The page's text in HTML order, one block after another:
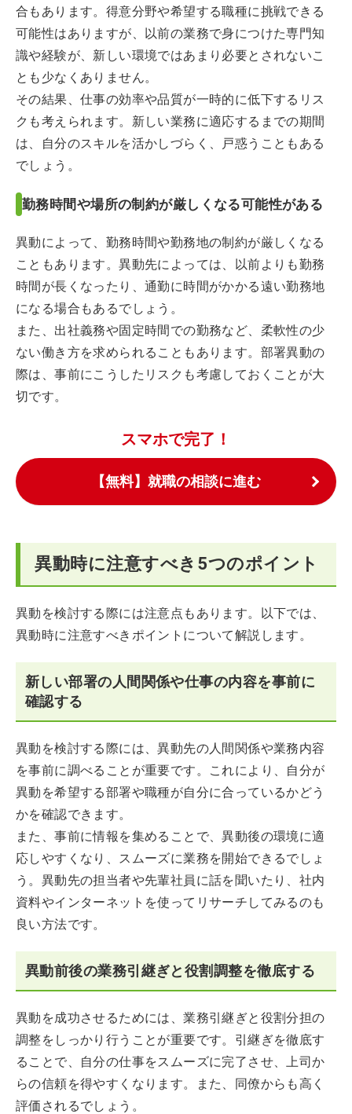
合もあります。得意分野や希望する職種に挑戦できる
可能性はありますが、以前の業務で身につけた専門知
識や経験が、新しい環境ではあまり必要とされないこ
とも少なくありません。
その結果、仕事の効率や品質が一時的に低下するリス
クも考えられます。新しい業務に適応するまでの期間
は、自分のスキルを活かしづらく、戸惑うこともある
でしょう。
勤務時間や場所の制約が厳しくなる可能性がある
異動によって、勤務時間や勤務地の制約が厳しくなる
こともあります。異動先によっては、以前よりも勤務
時間が長くなったり、通勤に時間がかかる遠い勤務地
になる場合もあるでしょう。
また、出社義務や固定時間での勤務など、柔軟性の少
ない働き方を求められることもあります。部署異動の
際は、事前にこうしたリスクも考慮しておくことが大
切です。
スマホで完了！
【無料】就職の相談に進む
異動時に注意すべき5つのポイント
異動を検討する際には注意点もあります。以下では、
異動時に注意すべきポイントについて解説します。
新しい部署の人間関係や仕事の内容を事前に
確認する
異動を検討する際には、異動先の人間関係や業務内容
を事前に調べることが重要です。これにより、自分が
異動を希望する部署や職種が自分に合っているかどう
かを確認できます。
また、事前に情報を集めることで、異動後の環境に適
応しやすくなり、スムーズに業務を開始できるでしょ
う。異動先の担当者や先輩社員に話を聞いたり、社内
資料やインターネットを使ってリサーチしてみるのも
良い方法です。
異動前後の業務引継ぎと役割調整を徹底する
異動を成功させるためには、業務引継ぎと役割分担の
調整をしっかり行うことが重要です。引継ぎを徹底す
ることで、自分の仕事をスムーズに完了させ、上司か
らの信頼を得やすくなります。また、同僚からも高く
評価されるでしょう。